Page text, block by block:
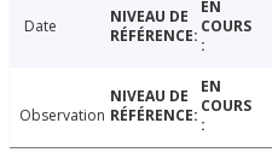
Date
Observation